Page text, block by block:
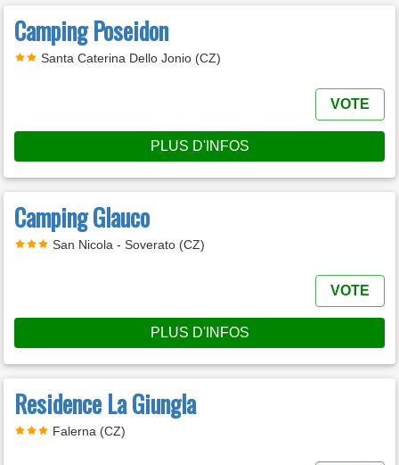
Camping Poseidon
Santa Caterina Dello Jonio (CZ)
VOTE
PLUS D'INFOS
Camping Glauco
San Nicola - Soverato (CZ)
VOTE
PLUS D'INFOS
Residence La Giungla
Falerna (CZ)